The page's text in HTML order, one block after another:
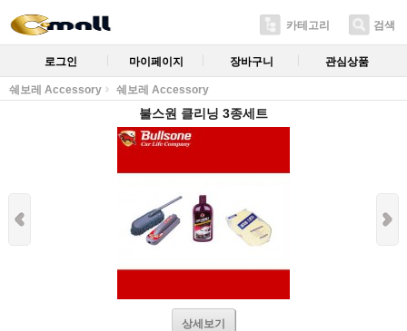
카테고리 검색
로그인 마이페이지 장바구니 관심상품
쉐보레 Accessory 쉐보레 Accessory
불스원 클리닝 3종세트
상세보기